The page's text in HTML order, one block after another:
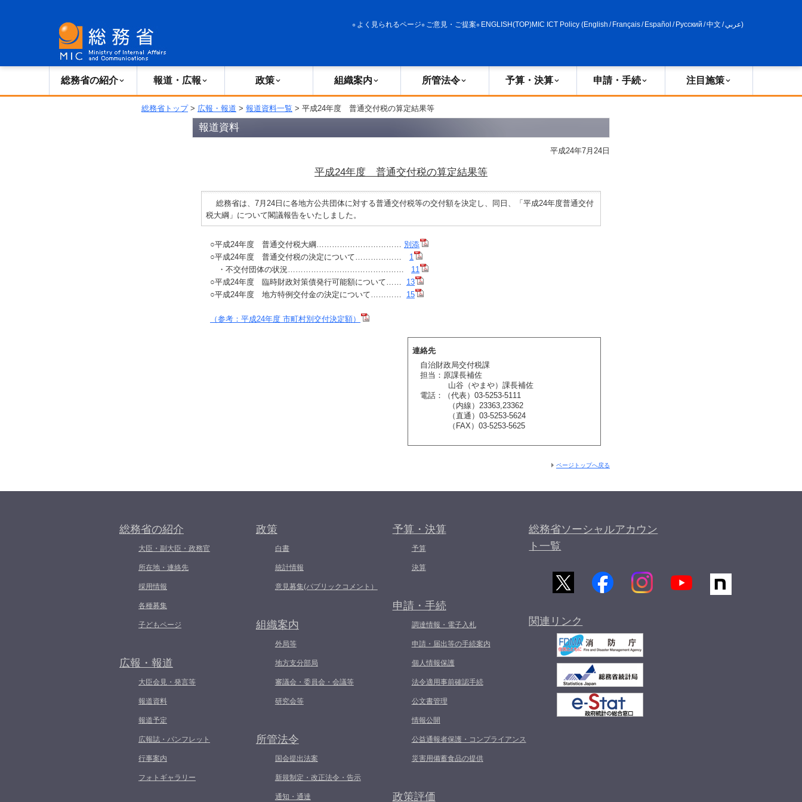
よく見られるページ ご意見・ご提案 ENGLISH(TOP)MIC ICT Policy (English / Français/ Español / Русский /中文 /عربي)
総務省の紹介 報道・広報 政策 組織案内 所管法令 予算・決算 申請・手続 注目施策
総務省トップ> 広報・報道 > 報道資料一覧 > 平成24年度 普通交付税の算定結果等
報道資料
平成24年7月24日
平成24年度 普通交付税の算定結果等
総務省は、7月24日に各地方公共団体に対する普通交付税等の交付額を決定し、同日、「平成24年度普通交付
税大綱」について閣議報告をいたしました。
○平成24年度 普通交付税大綱…………………………… 別添
○平成24年度 普通交付税の決定について……………… 1
・不交付団体の状況……………………………………… 11
○平成24年度 臨時財政対策債発行可能額について…… 13
○平成24年度 地方特例交付金の決定について………… 15
（参考：平成24年度 市町村別交付決定額）
連絡先
自治財政局交付税課
担当：原課長補佐
山谷（やまや）課長補佐
電話：（代表）03-5253-5111
（内線）23363,23362
（直通）03-5253-5624
（FAX）03-5253-5625
ページトップへ戻る
総務省の紹介
大臣・副大臣・政務官
所在地・連絡先
採用情報
各種募集
子どもページ
広報・報道
大臣会見・発言等
報道資料
報道予定
広報誌・パンフレット
行事案内
フォトギャラリー
政策
白書
統計情報
意見募集(パブリックコメント）
組織案内
外局等
地方支分部局
審議会・委員会・会議等
研究会等
所管法令
国会提出法案
新規制定・改正法令・告示
通知・通達
予算・決算
予算
決算
申請・手続
調達情報・電子入札
申請・届出等の手続案内
個人情報保護
法令適用事前確認手続
公文書管理
情報公開
公益通報者保護・コンプライアンス
災害用備蓄食品の提供
政策評価
総務省ソーシャルアカウン
ト一覧
関連リンク